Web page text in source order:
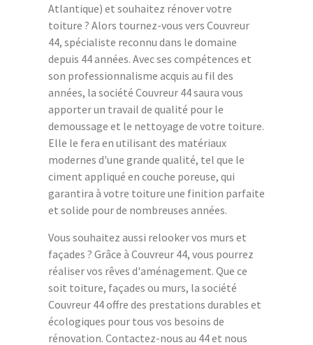
Atlantique) et souhaitez rénover votre
toiture ? Alors tournez-vous vers Couvreur
44, spécialiste reconnu dans le domaine
depuis 44 années. Avec ses compétences et
son professionnalisme acquis au fil des
années, la société Couvreur 44 saura vous
apporter un travail de qualité pour le
demoussage et le nettoyage de votre toiture.
Elle le fera en utilisant des matériaux
modernes d'une grande qualité, tel que le
ciment appliqué en couche poreuse, qui
garantira à votre toiture une finition parfaite
et solide pour de nombreuses années.
Vous souhaitez aussi relooker vos murs et
façades ? Grâce à Couvreur 44, vous pourrez
réaliser vos rêves d'aménagement. Que ce
soit toiture, façades ou murs, la société
Couvreur 44 offre des prestations durables et
écologiques pour tous vos besoins de
rénovation. Contactez-nous au 44 et nous